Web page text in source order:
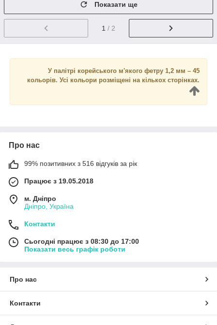
Показати ще
1 / 2
У палітрі корейського м'якого фетру 1,2 мм – 45
кольорів. Усі кольори розміщені на кількох сторінках.
Про нас
99% позитивних з 516 відгуків за рік
Працює з 19.05.2018
м. Дніпро
Дніпро, Україна
Контакти
Сьогодні працює з 08:30 до 17:00
Показати весь графік роботи
Про нас
Контакти